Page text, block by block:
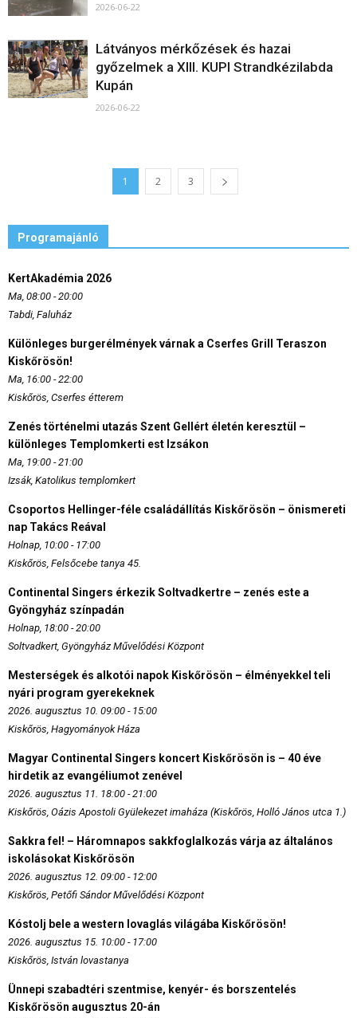
2026-06-22
Látványos mérkőzések és hazai
győzelmek a XIII. KUPI Strandkézilabda
Kupán
2026-06-22
1 2 3
Programajánló
KertAkadémia 2026
Ma, 08:00 - 20:00
Tabdi, Faluház
Különleges burgerélmények várnak a Cserfes Grill Teraszon
Kiskőrösön!
Ma, 16:00 - 22:00
Kiskőrös, Cserfes étterem
Zenés történelmi utazás Szent Gellért életén keresztül –
különleges Templomkerti est Izsákon
Ma, 19:00 - 21:00
Izsák, Katolikus templomkert
Csoportos Hellinger-féle családállítás Kiskőrösön – önismereti
nap Takács Reával
Holnap, 10:00 - 17:00
Kiskőrös, Felsőcebe tanya 45.
Continental Singers érkezik Soltvadkertre – zenés este a
Gyöngyház színpadán
Holnap, 18:00 - 20:00
Soltvadkert, Gyöngyház Művelődési Központ
Mesterségek és alkotói napok Kiskőrösön – élményekkel teli
nyári program gyerekeknek
2026. augusztus 10. 09:00 - 15:00
Kiskőrös, Hagyományok Háza
Magyar Continental Singers koncert Kiskőrösön is – 40 éve
hirdetik az evangéliumot zenével
2026. augusztus 11. 18:00 - 21:00
Kiskőrös, Oázis Apostoli Gyülekezet imaháza (Kiskőrös, Holló János utca 1.)
Sakkra fel! – Háromnapos sakkfoglalkozás várja az általános
iskolásokat Kiskőrösön
2026. augusztus 12. 09:00 - 12:00
Kiskőrös, Petőfi Sándor Művelődési Központ
Kóstolj bele a western lovaglás világába Kiskőrösön!
2026. augusztus 15. 10:00 - 17:00
Kiskőrös, István lovastanya
Ünnepi szabadtéri szentmise, kenyér- és borszentelés
Kiskőrösön augusztus 20-án